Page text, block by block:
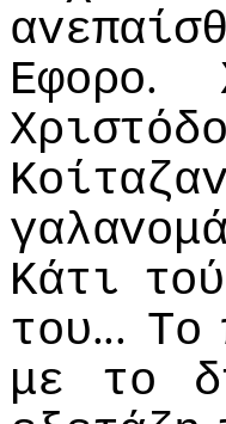
Εφoρo.
Κoίταζαv
Κάτι
τoυ... Τo
με
τo